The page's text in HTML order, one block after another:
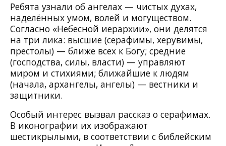
Ребята узнали об ангелах — чистых духах,
наделённых умом, волей и могуществом.
Согласно «Небесной иерархии», они делятся
на три лика: высшие (серафимы, херувимы,
престолы) — ближе всех к Богу; средние
(господства, силы, власти) — управляют
миром и стихиями; ближайшие к людям
(начала, архангелы, ангелы) — вестники и
защитники.
Особый интерес вызвал рассказ о серафимах.
В иконографии их изображают
шестикрылыми, в соответствии с библейским